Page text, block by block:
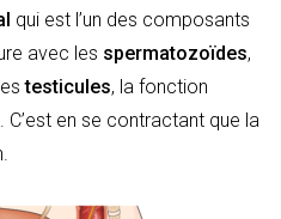
qui est l’un des composants
avec les spermatozoïdes,
testicules, la fonction
en se contractant que la